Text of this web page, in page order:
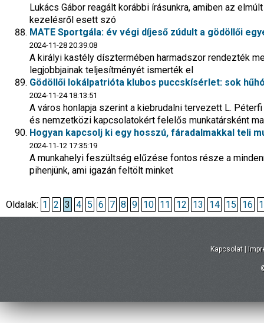
Lukács Gábor reagált korábbi írásunkra, amiben az
kezelésről esett szó
MATE Sportgála: év végi díjeső zúdult a gödöllői
2024-11-28 20:39:08
A királyi kastély dísztermében harmadszor rendezték
legjobbjainak teljesítményét ismerték el
Gödöllői lokálpatrióta klubos puccskísérlet: sok
2024-11-24 18:13:51
A város honlapja szerint a kiebrudalni tervezett L.
és nemzetközi kapcsolatokért felelős munkatársként
Hogyan kapcsolj ki egy hosszú, fáradalmakkal teli
2024-11-12 17:35:19
A munkahelyi feszültség elűzése fontos része a
pihenjünk, ami igazán feltölt minket
Oldalak: 1 2 3 4 5 6 7 8 9 10 11 12 13 14 15 16
Kapcsolat |